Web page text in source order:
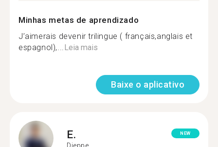
Minhas metas de aprendizado
J’aimerais devenir trilingue ( français,anglais et
espagnol),... Leia mais
Baixe o aplicativo
E. NEW